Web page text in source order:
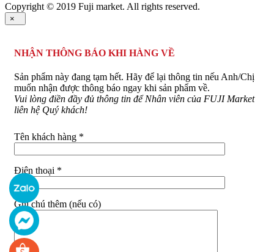
Copyright © 2019 Fuji market. All rights reserved.
×
NHẬN THÔNG BÁO KHI HÀNG VỀ
Sản phẩm này đang tạm hết. Hãy để lại thông tin nếu Anh/Chị
muốn nhận được thông báo ngay khi sản phẩm về.
Vui lòng điền đầy đủ thông tin để Nhân viên của FUJI Market
liên hệ Quý khách!
Tên khách hàng *
Điện thoại *
Ghi chú thêm (nếu có)